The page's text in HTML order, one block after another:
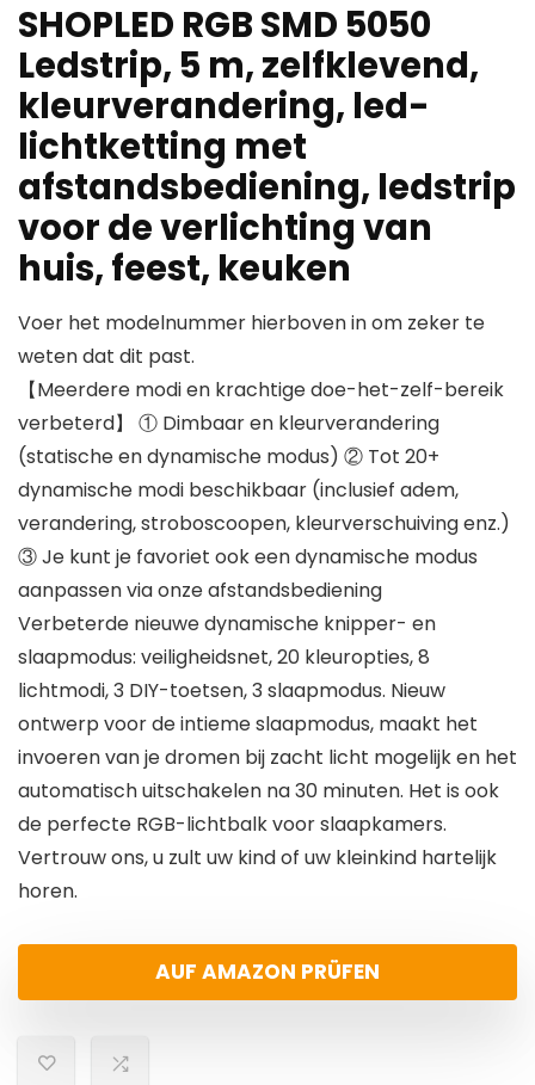
SHOPLED RGB SMD 5050
Ledstrip, 5 m, zelfklevend,
kleurverandering, led-
lichtketting met
afstandsbediening, ledstrip
voor de verlichting van
huis, feest, keuken
Voer het modelnummer hierboven in om zeker te
weten dat dit past.
【Meerdere modi en krachtige doe-het-zelf-bereik
verbeterd】 ① Dimbaar en kleurverandering
(statische en dynamische modus) ② Tot 20+
dynamische modi beschikbaar (inclusief adem,
verandering, stroboscoopen, kleurverschuiving enz.)
③ Je kunt je favoriet ook een dynamische modus
aanpassen via onze afstandsbediening
Verbeterde nieuwe dynamische knipper- en
slaapmodus: veiligheidsnet, 20 kleuropties, 8
lichtmodi, 3 DIY-toetsen, 3 slaapmodus. Nieuw
ontwerp voor de intieme slaapmodus, maakt het
invoeren van je dromen bij zacht licht mogelijk en het
automatisch uitschakelen na 30 minuten. Het is ook
de perfecte RGB-lichtbalk voor slaapkamers.
Vertrouw ons, u zult uw kind of uw kleinkind hartelijk
horen.
AUF AMAZON PRÜFEN